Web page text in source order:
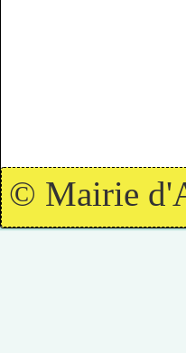
© Mairie